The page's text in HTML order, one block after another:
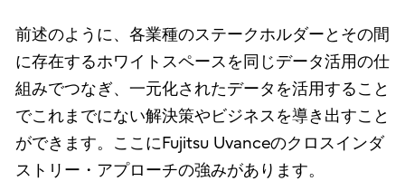
前述のように、各業種のステークホルダーとその間
に存在するホワイトスペースを同じデータ活用の仕
組みでつなぎ、一元化されたデータを活用すること
でこれまでにない解決策やビジネスを導き出すこと
ができます。ここにFujitsu Uvanceのクロスインダ
ストリー・アプローチの強みがあります。